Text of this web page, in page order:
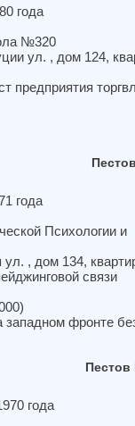
года
№320
ул. , дом 124,
предприятия
года
Психологии и
, дом 134,
связи
фронте
года